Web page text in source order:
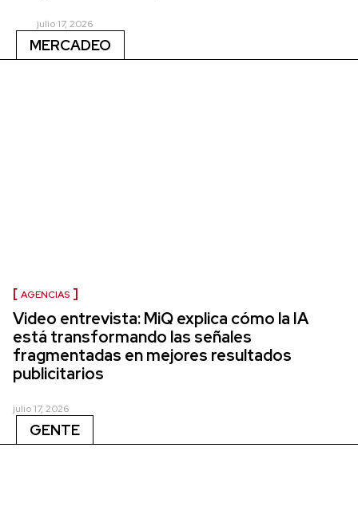
julio 17, 2026
MERCADEO
AGENCIAS
Video entrevista: MiQ explica cómo la IA
está transformando las señales
fragmentadas en mejores resultados
publicitarios
julio 17, 2026
GENTE